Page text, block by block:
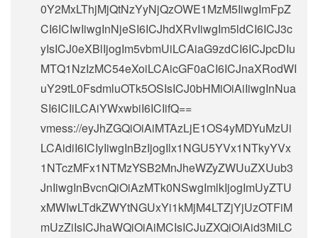
0Y2MxLThjMjQtNzYyNjQzOWE1MzM5IiwgImFpZ
CI6ICIwIiwgInNjeSI6ICJhdXRvIiwgIm5ldCI6ICJ3c
yIsICJ0eXBlIjogIm5vbmUiLCAiaG9zdCI6ICJpcDIu
MTQ1NzIzMC54eXoiLCAicGF0aCI6ICJnaXRodWI
uY29tL0FsdmluOTk5OSIsICJ0bHMiOiAiIiwgInNua
SI6ICIiLCAiYWxwbiI6ICIifQ==
vmess://eyJhZGQiOiAiMTAzLjE1OS4yMDYuMzUi
LCAidiI6ICIyIiwgInBzIjogIlx1NGU5YVx1NTkyYVx
1NTczMFx1NTMzYSB2MnJheWZyZWUuZXUub3
JnIiwgInBvcnQiOiAzMTk0NSwgImlkIjogImUyZTU
xMWIwLTdkZWYtNGUxYi1kMjM4LTZjYjUzOTFiM
mUzZiIsICJhaWQiOiAiMCIsICJuZXQiOiAid3MiLC